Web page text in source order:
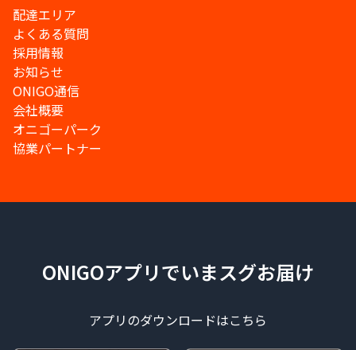
配達エリア
よくある質問
採用情報
お知らせ
ONIGO通信
会社概要
オニゴーパーク
協業パートナー
ONIGOアプリでいまスグお届け
アプリのダウンロードはこちら